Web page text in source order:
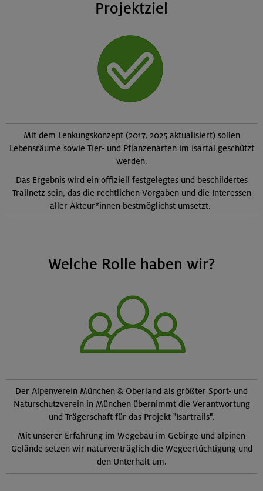
Projektziel
Mit dem Lenkungskonzept (2017, 2025 aktualisiert) sollen
Lebensräume sowie Tier- und Pflanzenarten im Isartal geschützt
werden.
Das Ergebnis wird ein offiziell festgelegtes und beschildertes
Trailnetz sein, das die rechtlichen Vorgaben und die Interessen
aller Akteur*innen bestmöglichst umsetzt.
Welche Rolle haben wir?
Der Alpenverein München & Oberland als größter Sport- und
Naturschutzverein in München übernimmt die Verantwortung
und Trägerschaft für das Projekt "Isartrails".
Mit unserer Erfahrung im Wegebau im Gebirge und alpinen
Gelände setzen wir naturverträglich die Wegeertüchtigung und
den Unterhalt um.